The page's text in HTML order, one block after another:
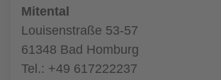
Mitental
Louisenstraße 53-57
61348 Bad Homburg
Tel.: +49 617222237